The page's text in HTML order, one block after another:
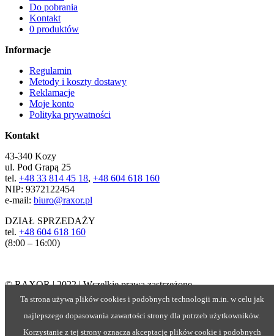
Do pobrania
Kontakt
0 produktów
Informacje
Regulamin
Metody i koszty dostawy
Reklamacje
Moje konto
Polityka prywatności
Kontakt
43-340 Kozy
ul. Pod Grapą 25
tel. +48 33 814 45 18, +48 604 618 160
NIP: 9372122454
e-mail: biuro@raxor.pl
DZIAŁ SPRZEDAŻY
tel. +48 604 618 160
(8:00 – 16:00)
© RAXOR | 2022 | Wszelkie prawa zastrzeżone
Ta strona używa plików cookies i podobnych technologii m.in. w celu jak
najlepszego dopasowania zawartości strony dla potrzeb użytkowników.
Korzystanie z tej strony oznacza akceptację plików cookie i podobnych